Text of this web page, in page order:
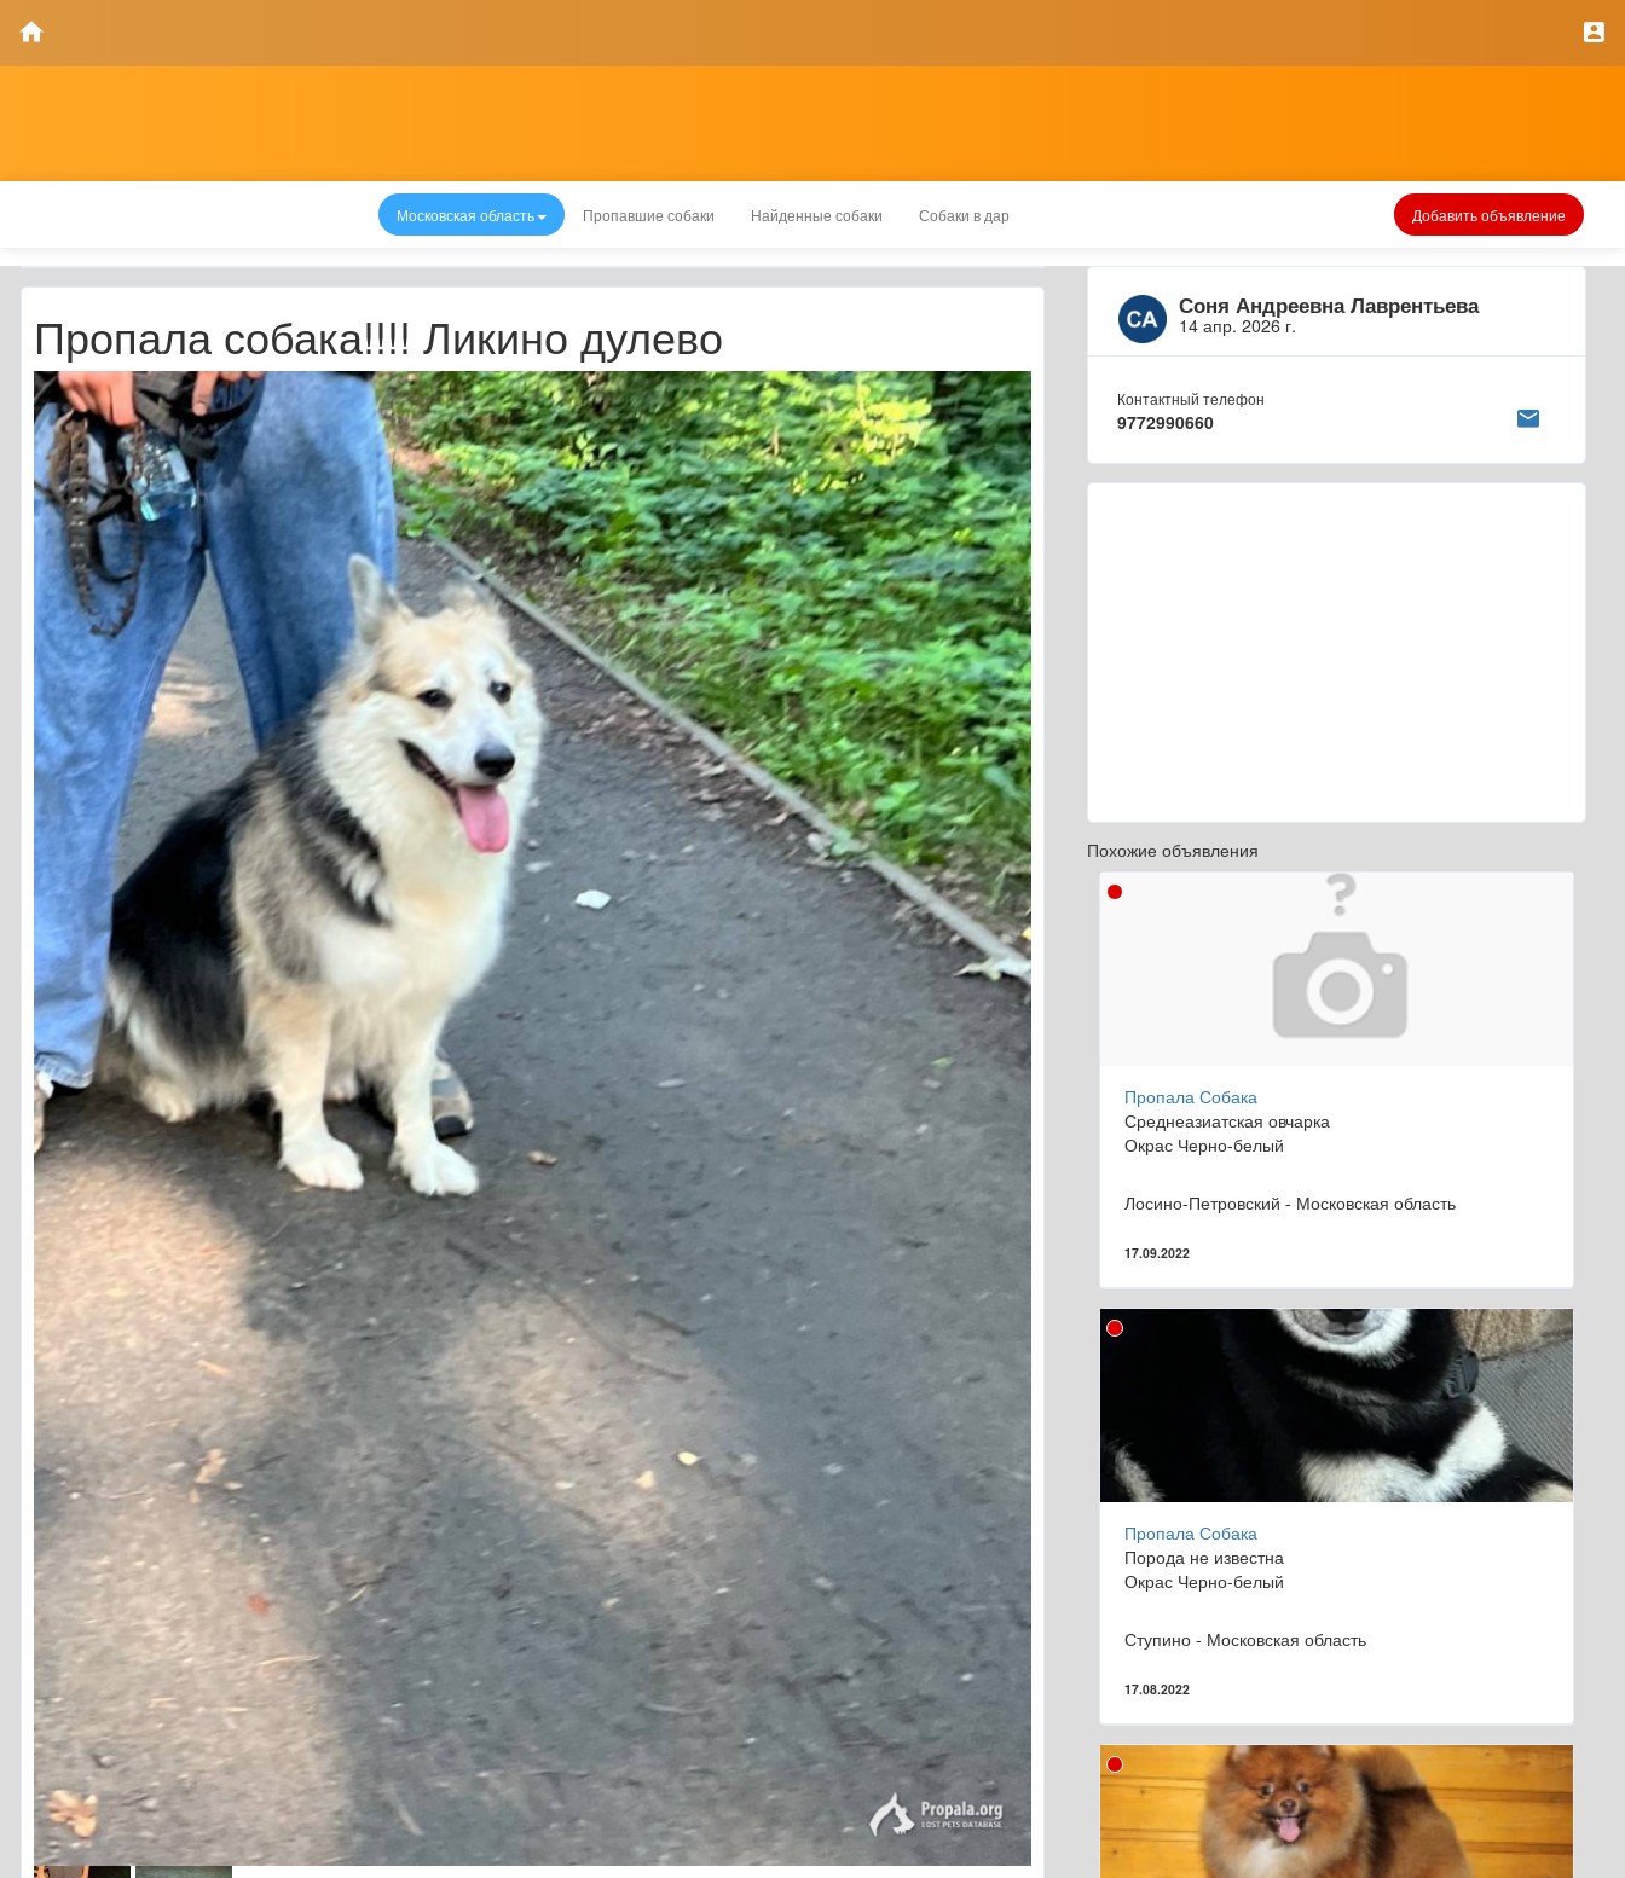
Московская область Пропавшие собаки Найденные собаки Собаки в дар Добавить объявление
Соня Андреевна Лаврентьева
14 апр. 2026 г.
Контактный телефон
9772990660
Пропала собака!!!! Ликино дулево
Похожие объявления
Пропала Собака
Среднеазиатская овчарка
Окрас Черно-белый
Лосино-Петровский - Московская область
17.09.2022
Пропала Собака
Порода не известна
Окрас Черно-белый
Ступино - Московская область
17.08.2022